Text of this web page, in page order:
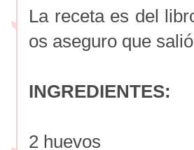
La receta es del
os aseguro que
INGREDIENTES:
2 huevos